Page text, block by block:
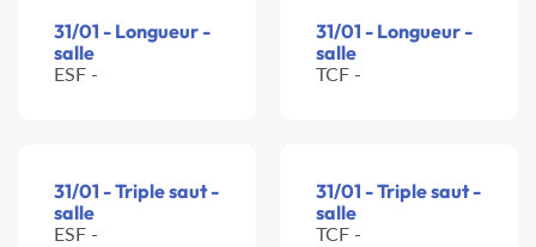
31/01 - Longueur -
salle
ESF -
31/01 - Longueur -
salle
TCF -
31/01 - Triple saut -
salle
ESF -
31/01 - Triple saut -
salle
TCF -